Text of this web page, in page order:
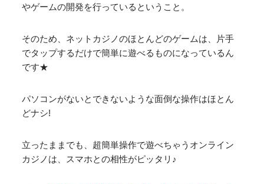
やゲームの開発を行っているということ。
そのため、ネットカジノのほとんどのゲームは、片手
でタップするだけで簡単に遊べるものになっているん
です★
パソコンがないとできないような面倒な操作はほとん
どナシ!
立ったままでも、超簡単操作で遊べちゃうオンライン
カジノは、スマホとの相性がピッタリ♪